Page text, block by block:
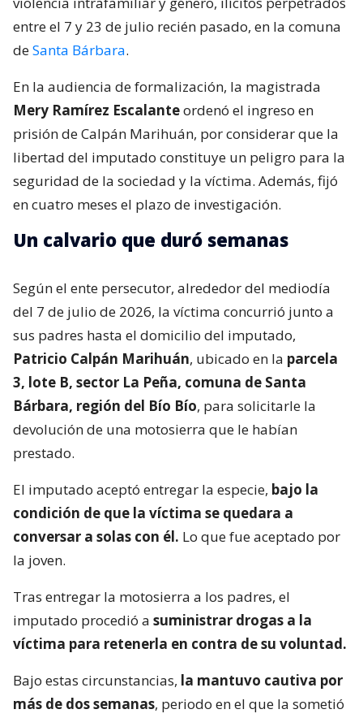
entre el 7 y 23 de julio recién pasado, en la comuna
deSanta Bárbara.
En la audiencia de formalización, la magistrada
Mery Ramírez Escalanteordenó el ingreso en
prisión de Calpán Marihuán, por considerar que la
libertad del imputado constituye un peligro para la
seguridad de la sociedad y la víctima. Además, fijó
en cuatro meses el plazo de investigación.
Un calvario que duró semanas
Según el ente persecutor, alrededor del mediodía
del 7 de julio de 2026, la víctima concurrió junto a
sus padres hasta el domicilio del imputado,
Patricio Calpán Marihuán, ubicado en la parcela
3, lote B, sector La Peña, comuna de Santa
Bárbara, región del Bío Bío, para solicitarle la
devolución de una motosierra que le habían
prestado.
El imputado aceptó entregar la especie, bajo la
condición de que la víctima se quedara a
conversar a solas con él. Lo que fue aceptado por
la joven.
Tras entregar la motosierra a los padres, el
imputado procedió a suministrar drogas a la
víctima para retenerla en contra de su voluntad.
Bajo estas circunstancias, la mantuvo cautiva por
más de dos semanas, periodo en el que la sometió